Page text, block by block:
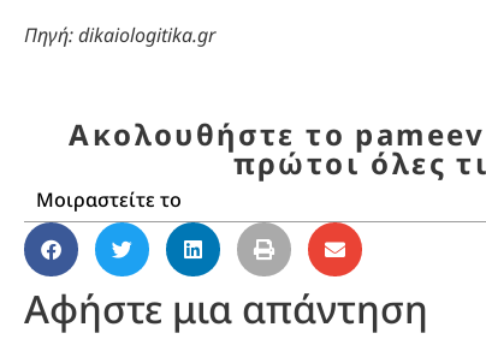
Πηγή: dikaiologitika.gr
Ακολουθήστε το
πρώτοι όλες
Μοιραστείτε το
Αφήστε μια απάντηση